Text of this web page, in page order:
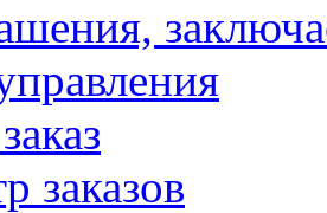
заказов